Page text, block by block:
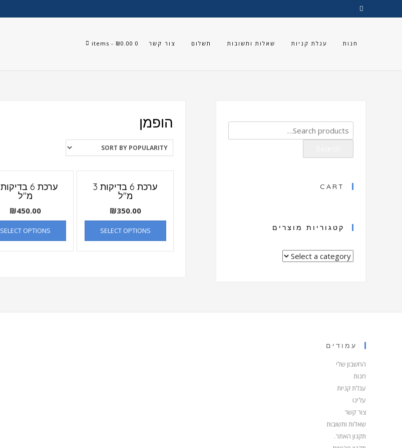
to
צור קשר תשלום שאלות ותשובות עגלת קניות חנות 0 items
- ₪0.00
הופמן
מ"ל
₪450.00
SELECT OPTIONS
ערכת 6 בדיקות 3
מ"ל
₪350.00
SELECT OPTIONS
Search
for:
CART
קטגוריות מוצרים
עמודים
החשבון שלי
חנות
עגלת קניות
עלינו
צור קשר
שאלות ותשובות
תקנון האתר.